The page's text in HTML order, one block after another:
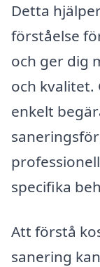
Detta
förståelse
och ger dig
och kvalitet.
enkelt
specifika
Att förstå
sanering